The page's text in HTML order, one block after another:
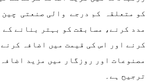
کو متعلقہ کم درجے والی صنعتی چین
مدد کرنے، مسابقت کو بہتر بنانے کے
کرنے اور اس کی قیمت میں اضافہ
مصنوعات اور روزگار میں مزید
ترجیح ہے۔